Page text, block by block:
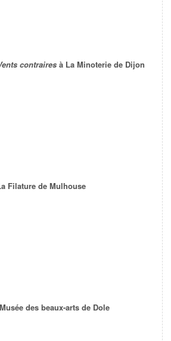
contraires à La Minoterie de Dijon
Filature de Mulhouse
des beaux-arts de Dole